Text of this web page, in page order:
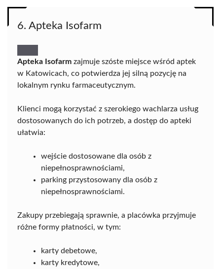
6. Apteka Isofarm
Apteka Isofarm zajmuje szóste miejsce wśród aptek
w Katowicach, co potwierdza jej silną pozycję na
lokalnym rynku farmaceutycznym.
Klienci mogą korzystać z szerokiego wachlarza usług
dostosowanych do ich potrzeb, a dostęp do apteki
ułatwia:
wejście dostosowane dla osób z
niepełnosprawnościami,
parking przystosowany dla osób z
niepełnosprawnościami.
Zakupy przebiegają sprawnie, a placówka przyjmuje
różne formy płatności, w tym:
karty debetowe,
karty kredytowe,